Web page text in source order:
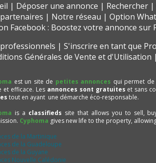
Déposer une annonce Rechercher
Notre réseau
Option
Facebook : Boostez votre annonce sur
S'inscrire en tant que Pro
Générales de Vente et d'Utilisation
est un site de petites annonces qui permet
et efficace. Les annonces sont gratuites et sans
tout en ayant une démarche éco-responsable.
is a classifieds site that allows you to sell,
Cyphoma gives new life to the property,
de la Martinique
de la Guadeloupe
de la Guyane
Nouvelle Calédonie